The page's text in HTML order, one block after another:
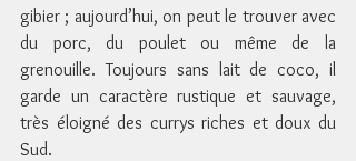
gibier ; aujourd’hui, on peut le trouver avec
du porc, du poulet ou même de la
grenouille. Toujours sans lait de coco, il
garde un caractère rustique et sauvage,
très éloigné des currys riches et doux du
Sud.